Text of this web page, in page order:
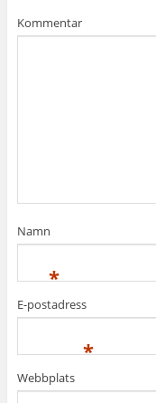
Kommentar
Namn
*
E-postadress
*
Webbplats